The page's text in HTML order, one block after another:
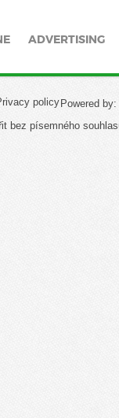
ADVERTISING
Powered by:
policy
bez písemného